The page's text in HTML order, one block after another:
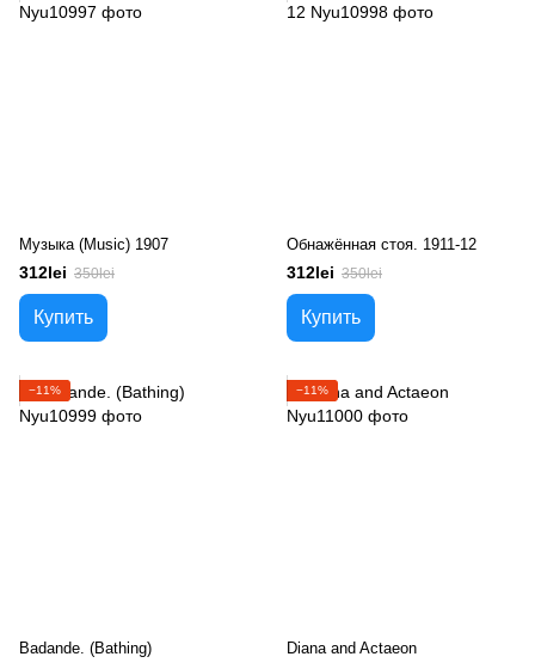
Музыка (Music) 1907
312lei 350lei
Купить
Обнажённая стоя. 1911-12
312lei 350lei
Купить
−11%
Badande. (Bathing)
−11%
Diana and Actaeon